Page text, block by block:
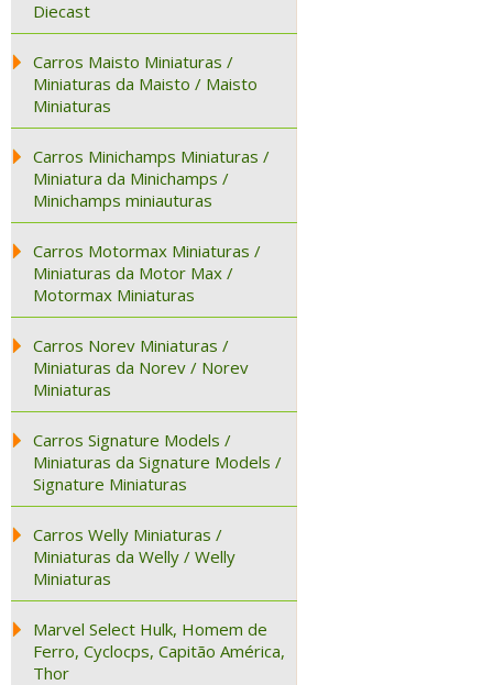
Diecast
Carros Maisto Miniaturas /
Miniaturas da Maisto / Maisto
Miniaturas
Carros Minichamps Miniaturas /
Miniatura da Minichamps /
Minichamps miniauturas
Carros Motormax Miniaturas /
Miniaturas da Motor Max /
Motormax Miniaturas
Carros Norev Miniaturas /
Miniaturas da Norev / Norev
Miniaturas
Carros Signature Models /
Miniaturas da Signature Models /
Signature Miniaturas
Carros Welly Miniaturas /
Miniaturas da Welly / Welly
Miniaturas
Marvel Select Hulk, Homem de
Ferro, Cyclocps, Capitão América,
Thor